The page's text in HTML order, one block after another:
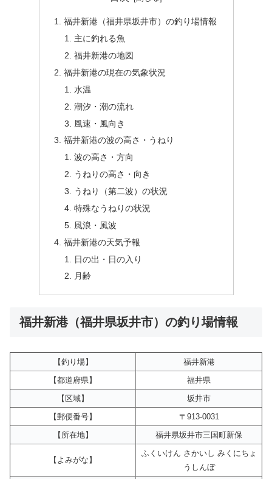
福井新港（福井県坂井市）の釣り場情報
主に釣れる魚
福井新港の地図
福井新港の現在の気象状況
水温
潮汐・潮の流れ
風速・風向き
福井新港の波の高さ・うねり
波の高さ・方向
うねりの高さ・向き
うねり（第二波）の状況
特殊なうねりの状況
風浪・風波
福井新港の天気予報
日の出・日の入り
月齢
福井新港（福井県坂井市）の釣り場情報
【釣り場】
福井新港
【都道府県】
福井県
【区域】
坂井市
【郵便番号】
〒913-0031
【所在地】
福井県坂井市三国町新保
【よみがな】
ふくいけん さかいし みくにちょ
うしんぼ